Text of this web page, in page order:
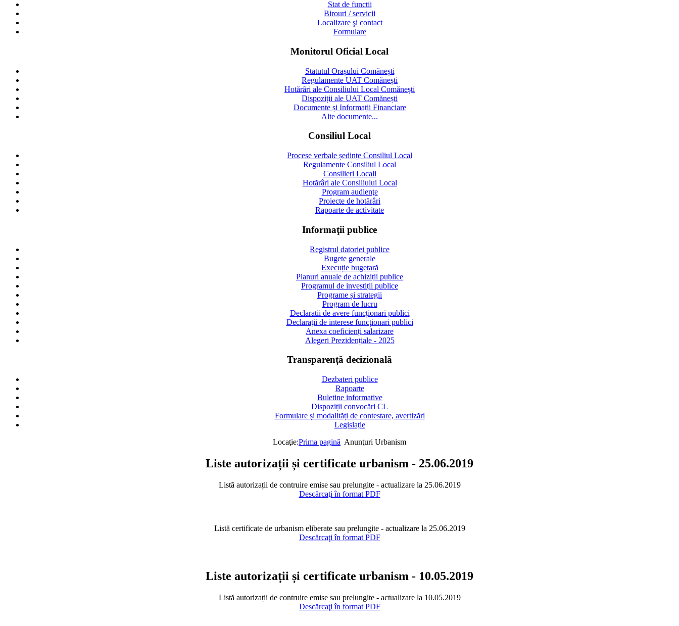
Stat de functii
Birouri / servicii
Localizare şi contact
Formulare
Monitorul Oficial Local
Statutul Orașului Comănești
Regulamente UAT Comănești
Hotărâri ale Consiliului Local Comănești
Dispoziții ale UAT Comănești
Documente și Informații Financiare
Alte documente...
Consiliul Local
Procese verbale ședințe Consiliul Local
Regulamente Consiliul Local
Consilieri Locali
Hotărâri ale Consiliului Local
Program audienţe
Proiecte de hotărâri
Rapoarte de activitate
Informaţii publice
Registrul datoriei publice
Bugete generale
Execuție bugetară
Planuri anuale de achiziții publice
Programul de investiții publice
Programe și strategii
Program de lucru
Declaratii de avere funcționari publici
Declaraţii de interese funcționari publici
Anexa coeficienți salarizare
Alegeri Prezidențiale - 2025
Transparență decizională
Dezbateri publice
Rapoarte
Buletine informative
Dispoziții convocări CL
Formulare și modalități de contestare, avertizări
Legislație
Locaţie:Prima pagină Anunţuri Urbanism
Liste autorizații și certificate urbanism - 25.06.2019
Listă autorizații de contruire emise sau prelungite - actualizare la 25.06.2019
Descărcaţi în format PDF
Listă certificate de urbanism eliberate sau prelungite - actualizare la 25.06.2019
Descărcaţi în format PDF
Liste autorizații și certificate urbanism - 10.05.2019
Listă autorizații de contruire emise sau prelungite - actualizare la 10.05.2019
Descărcaţi în format PDF